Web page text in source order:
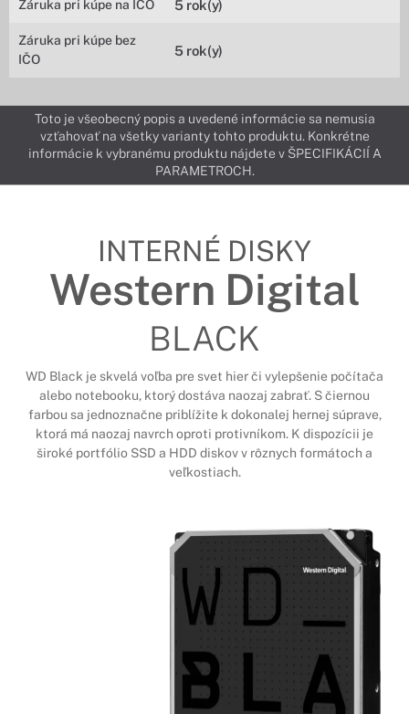
Záruka pri kúpe na IČO 5 rok(y)
Záruka pri kúpe bez
IČO
5 rok(y)
Toto je všeobecný popis a uvedené informácie sa nemusia
vzťahovať na všetky varianty tohto produktu. Konkrétne
informácie k vybranému produktu nájdete v ŠPECIFIKÁCIÍ A
PARAMETROCH.
INTERNÉ DISKY
Western Digital
BLACK
WD Black je skvelá voľba pre svet hier či vylepšenie počítača
alebo notebooku, ktorý dostáva naozaj zabrať. S čiernou
farbou sa jednoznačne priblížite k dokonalej hernej súprave,
ktorá má naozaj navrch oproti protivníkom. K dispozícii je
široké portfólio SSD a HDD diskov v rôznych formátoch a
veľkostiach.